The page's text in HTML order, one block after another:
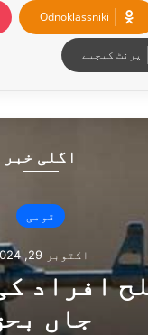
Odnoklassniki
پرنٹ کیجیے
اگلی خبر
قومی
اکتوبر 29, 2024
جاں